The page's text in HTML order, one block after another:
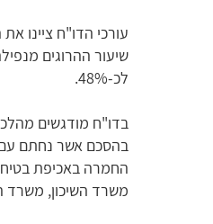
לכ-48%.
בדו"ח מודגשים
החמרה באכיפת
משרד השיכון, משרד